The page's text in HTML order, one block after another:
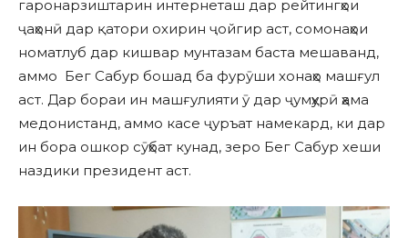
гаронарзиштарин интернеташ дар рейтингҳои
ҷаҳонӣ дар қатори охирин ҷойгир аст, сомонаҳои
номатлуб дар кишвар мунтазам баста мешаванд,
аммо Бег Сабур бошад ба фурӯши хонаҳо машғул
аст. Дар бораи ин машғулияти ӯ дар ҷумҳурӣ ҳама
медонистанд, аммо касе ҷуръат намекард, ки дар
ин бора ошкор сӯҳбат кунад, зеро Бег Сабур хеши
наздики президент аст.